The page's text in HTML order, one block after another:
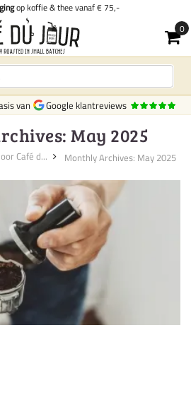
op koffie & thee vanaf € 75,-
van Google klantreviews
May 2025
Café d... Monthly Archives: May 2025